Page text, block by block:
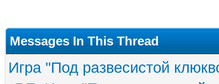
Messages In This Thread
Игра "Под развесистой